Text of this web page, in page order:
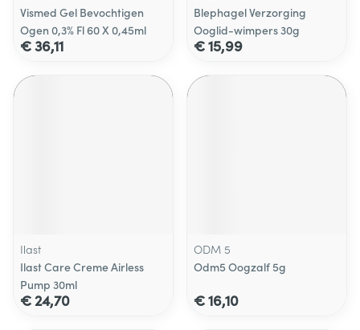
Vismed Gel Bevochtigen
Ogen 0,3% Fl 60 X 0,45ml
€ 36,11
Blephagel Verzorging
Ooglid-wimpers 30g
€ 15,99
Ilast
Ilast Care Creme Airless
Pump 30ml
€ 24,70
ODM 5
Odm5 Oogzalf 5g
€ 16,10